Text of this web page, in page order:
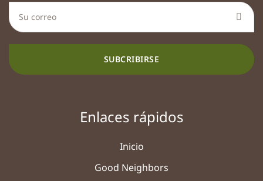
SUBCRIBIRSE
Enlaces rápidos
Inicio
Good Neighbors